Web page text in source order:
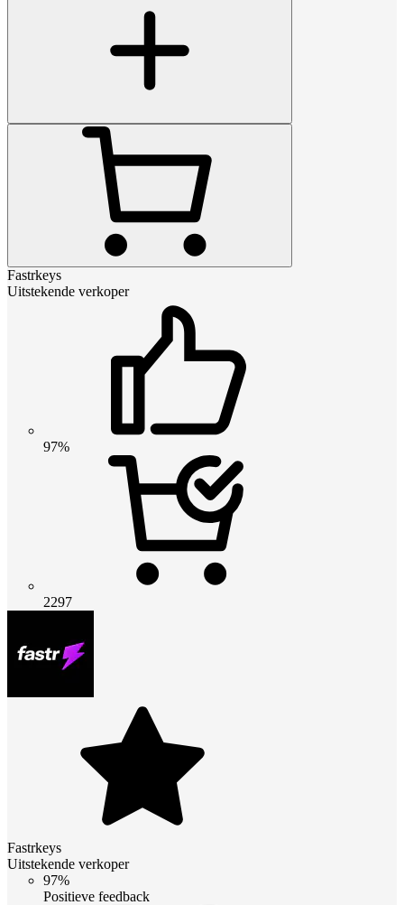
Fastrkeys
Uitstekende verkoper
97%
2297
Fastrkeys
Uitstekende verkoper
97%
Positieve feedback